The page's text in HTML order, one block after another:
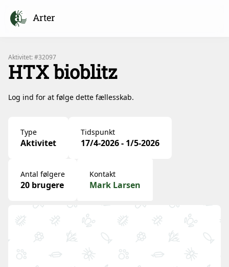
Arter
Aktivitet: #32097
HTX bioblitz
Log ind for at følge dette fællesskab.
Type
Aktivitet
Tidspunkt
17/4-2026 - 1/5-2026
Antal følgere
20 brugere
Kontakt
Mark Larsen